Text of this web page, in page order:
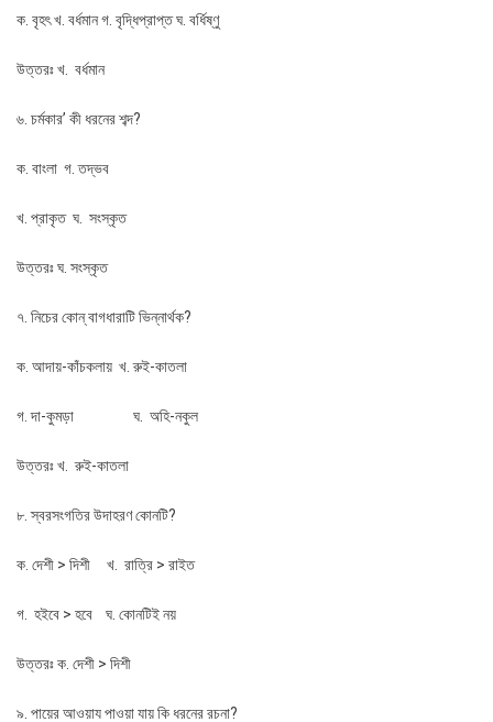
ক. বৃহৎ খ. বর্ধমান গ. বৃদ্ধিপ্রাপ্ত ঘ. বর্ধিষ্ণু
উত্তরঃ খ. বর্ধমান
৬. চর্মকার’ কী ধরনের শব্দ?
ক. বাংলা গ. তদ্ভব
খ. প্রাকৃত ঘ. সংস্কৃত
উত্তরঃ ঘ. সংস্কৃত
৭. নিচের কোন্ বাগধারাটি ভিন্নার্থক?
ক. আদায়-কাঁচকলায় খ. রুই-কাতলা
গ. দা-কুমড়া ঘ. অহি-নকুল
উত্তরঃ খ. রুই-কাতলা
৮. স্বরসংগতির উদাহরণ কোনটি?
ক. দেশী > দিশী খ. রাত্রি > রাইত
গ. হইবে > হবে ঘ. কোনটিই নয়
উত্তরঃ ক. দেশী > দিশী
৯. পায়ের আওয়ায পাওয়া যায় কি ধরনের রচনা?